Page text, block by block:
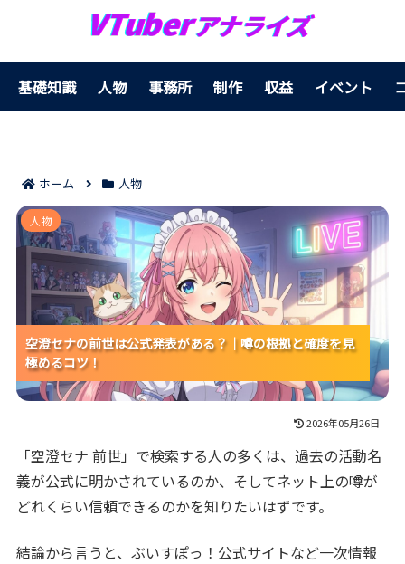
基礎知識 人物 事務所 制作 収益 イベント
ホーム 人物
空澄セナの前世は公式発表がある？｜噂の根拠と確度
を見極めるコツ！
空澄セナの前世は公式発表がある？｜噂の根拠と確度を見
極めるコツ！
空澄セナの前世は公式発表がある？｜噂の根拠と確度を見
極めるコツ！
空澄セナの前世は公式発表がある？｜噂の根拠と確度を見
極めるコツ！
人物
2026年05月26日
「空澄セナ 前世」で検索する人の多くは、過去の活動名
義が公式に明かされているのか、そしてネット上の噂が
どれくらい信頼できるのかを知りたいはずです。
結論から言うと、ぶいすぽっ！公式サイトなど一次情報